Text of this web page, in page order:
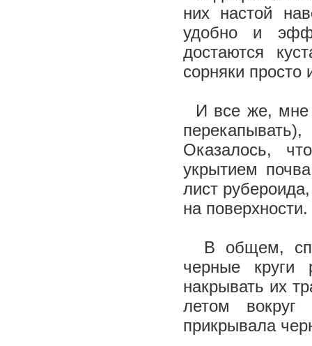
них настой
удобно и
достаются
сорняки
И все же, мне
Оказалось,
укрытием
лист
на
В общем,
черные круги
накрывать их
летом вокруг
прикрывала